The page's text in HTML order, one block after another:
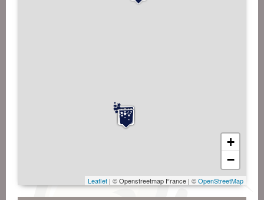
+
−
Leaflet | © Openstreetmap France | ©OpenStreetMap